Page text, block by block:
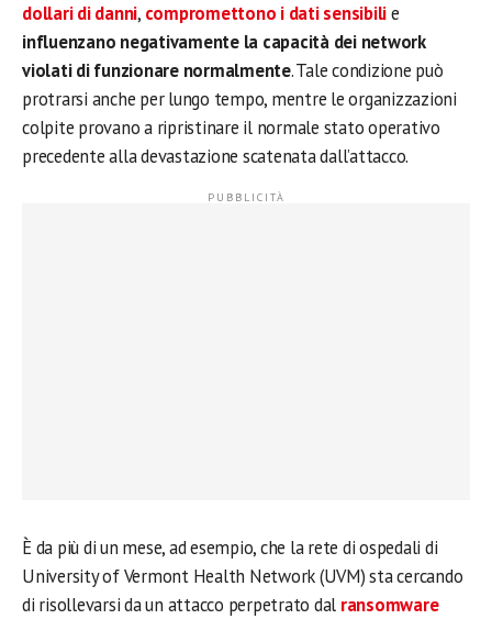
dollari di danni, compromettono i dati sensibilie
influenzano negativamente la capacità dei network
violati di funzionare normalmente. Tale condizione può
protrarsi anche per lungo tempo, mentre le organizzazioni
colpite provano a ripristinare il normale stato operativo
precedente alla devastazione scatenata dall’attacco.
È da più di un mese, ad esempio, che la rete di ospedali di
University of Vermont Health Network (UVM) sta cercando
di risollevarsi da un attacco perpetrato dal ransomware